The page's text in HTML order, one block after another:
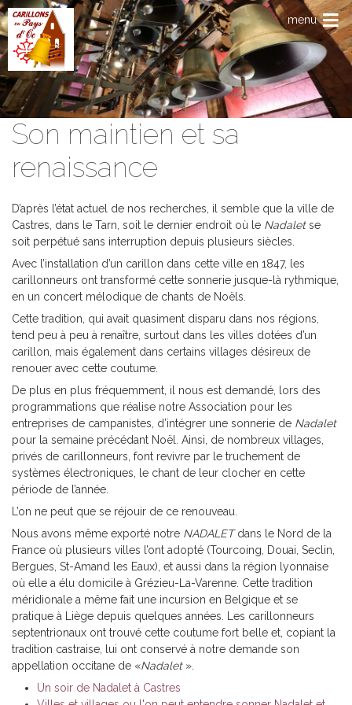
Aller au contenu principal
menu
Son maintien et sa
renaissance
D’après l’état actuel de nos recherches, il semble que la ville de
Castres, dans le Tarn, soit le dernier endroit où le Nadaletse
soit perpétué sans interruption depuis plusieurs siècles.
Avec l’installation d’un carillon dans cette ville en 1847, les
carillonneurs ont transformé cette sonnerie jusque-là rythmique,
en un concert mélodique de chants de Noëls.
Cette tradition, qui avait quasiment disparu dans nos régions,
tend peu à peu à renaître, surtout dans les villes dotées d’un
carillon, mais également dans certains villages désireux de
renouer avec cette coutume.
De plus en plus fréquemment, il nous est demandé, lors des
programmations que réalise notre Association pour les
entreprises de campanistes, d’intégrer une sonnerie de Nadalet
pour la semaine précédant Noël. Ainsi, de nombreux villages,
privés de carillonneurs, font revivre par le truchement de
systèmes électroniques, le chant de leur clocher en cette
période de l’année.
L’on ne peut que se réjouir de ce renouveau.
Nous avons même exporté notre NADALETdans le Nord de la
France où plusieurs villes l’ont adopté (Tourcoing, Douai, Seclin,
Bergues, St-Amand les Eaux), et aussi dans la région lyonnaise
où elle a élu domicile à Grézieu-La-Varenne. Cette tradition
méridionale a même fait une incursion en Belgique et se
pratique à Liège depuis quelques années. Les carillonneurs
septentrionaux ont trouvé cette coutume fort belle et, copiant la
tradition castraise, lui ont conservé à notre demande son
appellation occitane de «Nadalet».
Un soir de Nadalet à Castres